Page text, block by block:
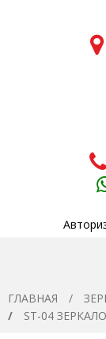
ГЛАВНАЯ
ST-04